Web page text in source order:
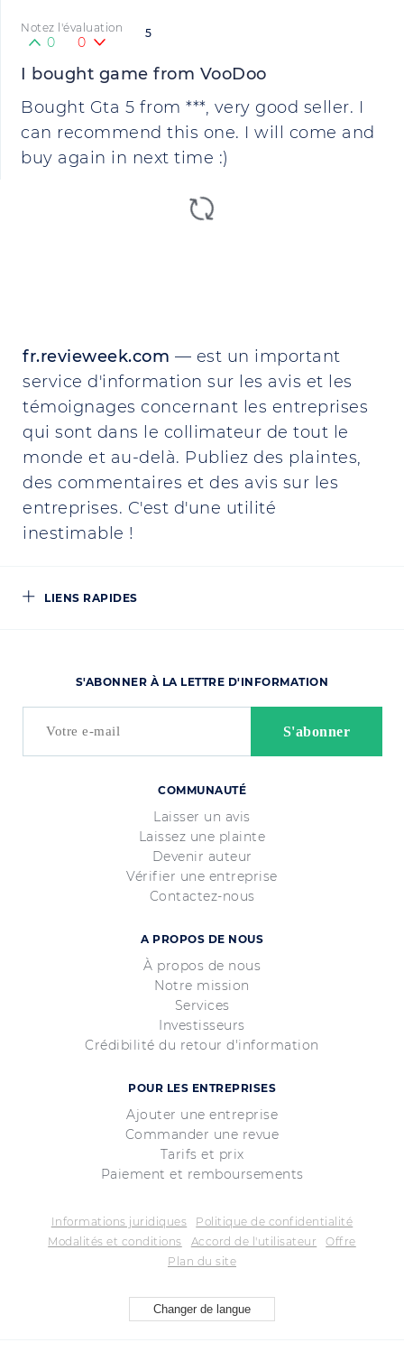
5
Notez l'évaluation
0 0
I bought game from VooDoo
Bought Gta 5 from ***, very good seller. I
can recommend this one. I will come and
buy again in next time :)
fr.revieweek.com — est un important
service d'information sur les avis et les
témoignages concernant les entreprises
qui sont dans le collimateur de tout le
monde et au-delà. Publiez des plaintes,
des commentaires et des avis sur les
entreprises. C'est d'une utilité
inestimable !
LIENS RAPIDES
COMMUNAUTÉ
Laisser un avis
Laissez une plainte
Devenir auteur
Vérifier une entreprise
Contactez-nous
A PROPOS DE NOUS
À propos de nous
Notre mission
Services
Investisseurs
Crédibilité du retour d'information
POUR LES ENTREPRISES
Ajouter une entreprise
Commander une revue
Tarifs et prix
Paiement et remboursements
S'ABONNER À LA LETTRE D'INFORMATION
Informations juridiques
Politique de confidentialité
Modalités et conditions
Accord de l'utilisateur
Offre
Plan du site
Changer de langue